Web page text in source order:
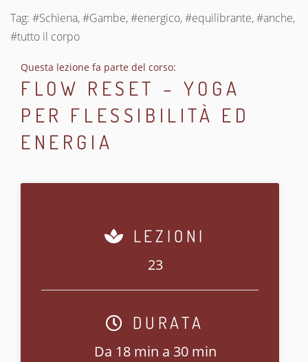
Tag: #Schiena, #Gambe, #energico, #equilibrante, #anche,
#tutto il corpo
Questa lezione fa parte del corso:
FLOW RESET – YOGA
PER FLESSIBILITÀ ED
ENERGIA
LEZIONI
23
DURATA
Da 18 min a 30 min